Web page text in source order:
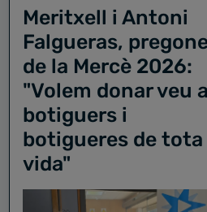
Meritxell i Antoni
Falgueras,
de la Mercè 2026:
"Volem donar veu
botiguers i
botigueres de tota
vida"